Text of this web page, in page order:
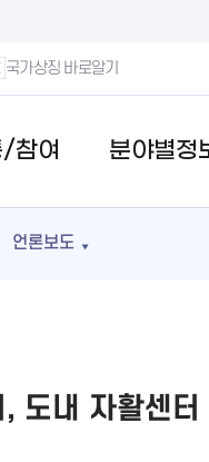
국가상징 바로알기
참여 분야별정
언론보도
도내 자활센